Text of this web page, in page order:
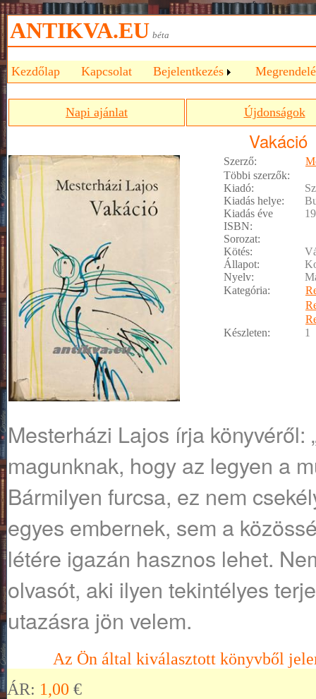
ANTIKVA.EU béta
Kezdőlap Kapcsolat Bejelentkezés
Napi ajánlat Újdonságok
Vakáció
Szerző:
Többi szerzők:
Kiadó:
Kiadás helye:
Kiadás éve
ISBN:
Sorozat:
Kötés:
Állapot:
Nyelv:
Kategória:
Készleten:
1
Mesterházi Lajos írja könyvéről:
magunknak, hogy az legyen a
Bármilyen furcsa, ez nem
egyes embernek, sem a
létére igazán hasznos lehet.
olvasót, aki ilyen tekintélyes
utazásra jön velem.
Az Ön által kiválasztott könyvből
ÁR: 1,00 €